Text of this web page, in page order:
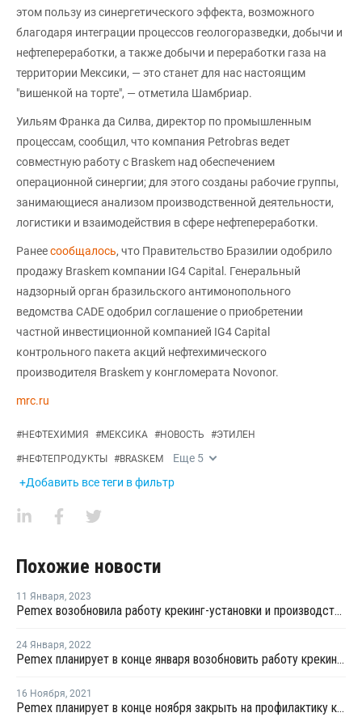
этом пользу из синергетического эффекта, возможного
благодаря интеграции процессов геологоразведки, добычи и
нефтепереработки, а также добычи и переработки газа на
территории Мексики, — это станет для нас настоящим
"вишенкой на торте", — отметила Шамбриар.
Уильям Франка да Силва, директор по промышленным
процессам, сообщил, что компания Petrobras ведет
совместную работу с Braskem над обеспечением
операционной синергии; для этого созданы рабочие группы,
занимающиеся анализом производственной деятельности,
логистики и взаимодействия в сфере нефтепереработки.
Ранеесообщалось, что Правительство Бразилии одобрило
продажу Braskem компании IG4 Capital. Генеральный
надзорный орган бразильского антимонопольного
ведомства CADE одобрил соглашение о приобретении
частной инвестиционной компанией IG4 Capital
контрольного пакета акций нефтехимического
производителя Braskem у конгломерата Novonor.
mrc.ru
#НЕФТЕХИМИЯ #МЕКСИКА #НОВОСТЬ #ЭТИЛЕН
#НЕФТЕПРОДУКТЫ #BRASKEM Еще 5
+Добавить все теги в фильтр
Похожие новости
11 Января, 2023
Pemex возобновила работу крекинг-установки и производство ПЭ в Мексике
24 Января, 2022
Pemex планирует в конце января возобновить работу крекинг-установки в Мексике
16 Ноября, 2021
Pemex планирует в конце ноября закрыть на профилактику крекинг-установку в Мексике